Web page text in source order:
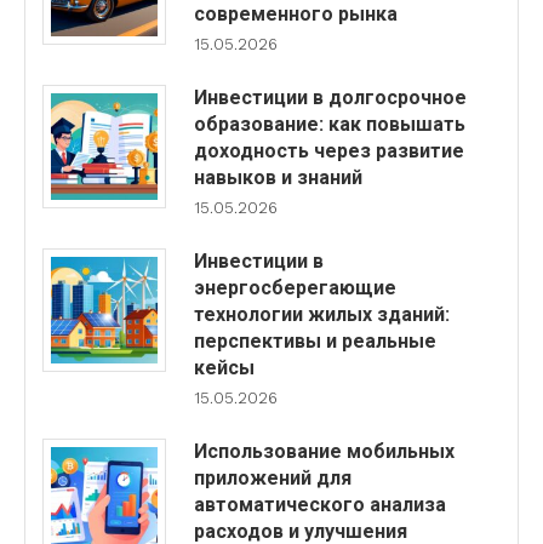
современного рынка
15.05.2026
Инвестиции в долгосрочное
образование: как повышать
доходность через развитие
навыков и знаний
15.05.2026
Инвестиции в
энергосберегающие
технологии жилых зданий:
перспективы и реальные
кейсы
15.05.2026
Использование мобильных
приложений для
автоматического анализа
расходов и улучшения